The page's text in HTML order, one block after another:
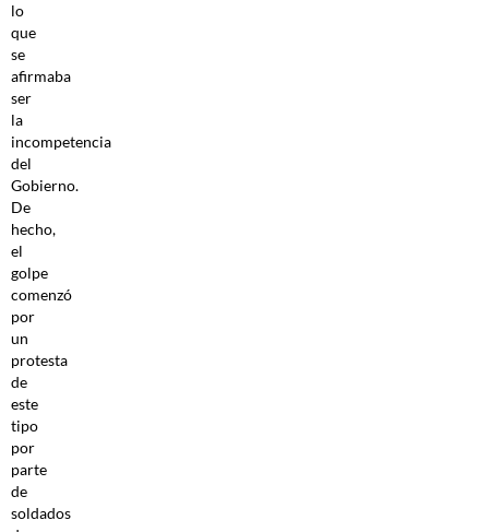
lo
que
se
afirmaba
ser
la
incompetencia
del
Gobierno.
De
hecho,
el
golpe
comenzó
por
un
protesta
de
este
tipo
por
parte
de
soldados